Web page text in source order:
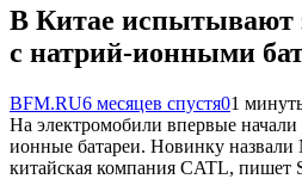
В Китае испытывают
с натрий-ионными
BFM.RU6 месяцев спустя01
На электромобили впервые начали
ионные батареи. Новинку назвали
китайская компания CATL, пишет